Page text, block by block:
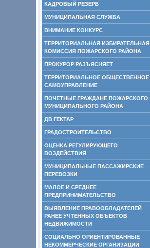
КАДРОВЫЙ РЕЗЕРВ
МУНИЦИПАЛЬНАЯ СЛУЖБА
ВНИМАНИЕ КОНКУРС
ТЕРРИТОРИАЛЬНАЯ ИЗБИРАТЕЛЬНАЯ
КОМИССИЯ ПОЖАРСКОГО РАЙОНА
ПРОКУРОР РАЗЪЯСНЯЕТ
ТЕРРИТОРИАЛЬНОЕ ОБЩЕСТВЕННОЕ
САМОУПРАВЛЕНИЕ
ПОЧЕТНЫЕ ГРАЖДАНЕ ПОЖАРСКОГО
МУНИЦИПАЛЬНОГО РАЙОНА
ДВ ГЕКТАР
ГРАДОСТРОИТЕЛЬСТВО
ОЦЕНКА РЕГУЛИРУЮЩЕГО
ВОЗДЕЙСТВИЯ
МУНИЦИПАЛЬНЫЕ ПАССАЖИРСКИЕ
ПЕРЕВОЗКИ
МАЛОЕ И СРЕДНЕЕ
ПРЕДПРИНИМАТЕЛЬСТВО
ВЫЯВЛЕНИЕ ПРАВООБЛАДАТЕЛЕЙ
РАНЕЕ УЧТЕННЫХ ОБЪЕКТОВ
НЕДВИЖИМОСТИ
СОЦИАЛЬНО ОРИЕНТИРОВАННЫЕ
НЕКОММЕРЧЕСКИЕ ОРГАНИЗАЦИИ